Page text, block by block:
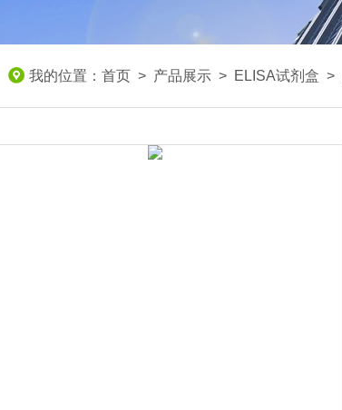
我的位置： 首页 > 产品展示 > ELISA试剂盒 >